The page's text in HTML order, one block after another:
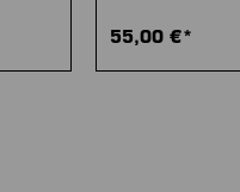
55,00 €*